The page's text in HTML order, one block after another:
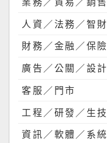
人資／法務／智財
財務／金融／保險
廣告／公關／設計
客服／門市
工程／研發／生技
資訊／軟體／系統